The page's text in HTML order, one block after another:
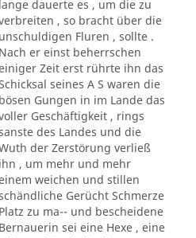
lange dauerte es , um die zu
, so bracht über die
unschuldigen Fluren , sollte .
Nach er einst beherrschen
Zeit erst rührte ihn das
seines A S waren die
bösen Gungen in im Lande das
Geschäftigkeit , rings
des Landes und die
der Zerstörung verließ
ihn , um mehr und mehr
weichen und stillen
Gerücht Schmerze
Platz zu ma-- und bescheidene
Bernauerin sei eine Hexe , eine